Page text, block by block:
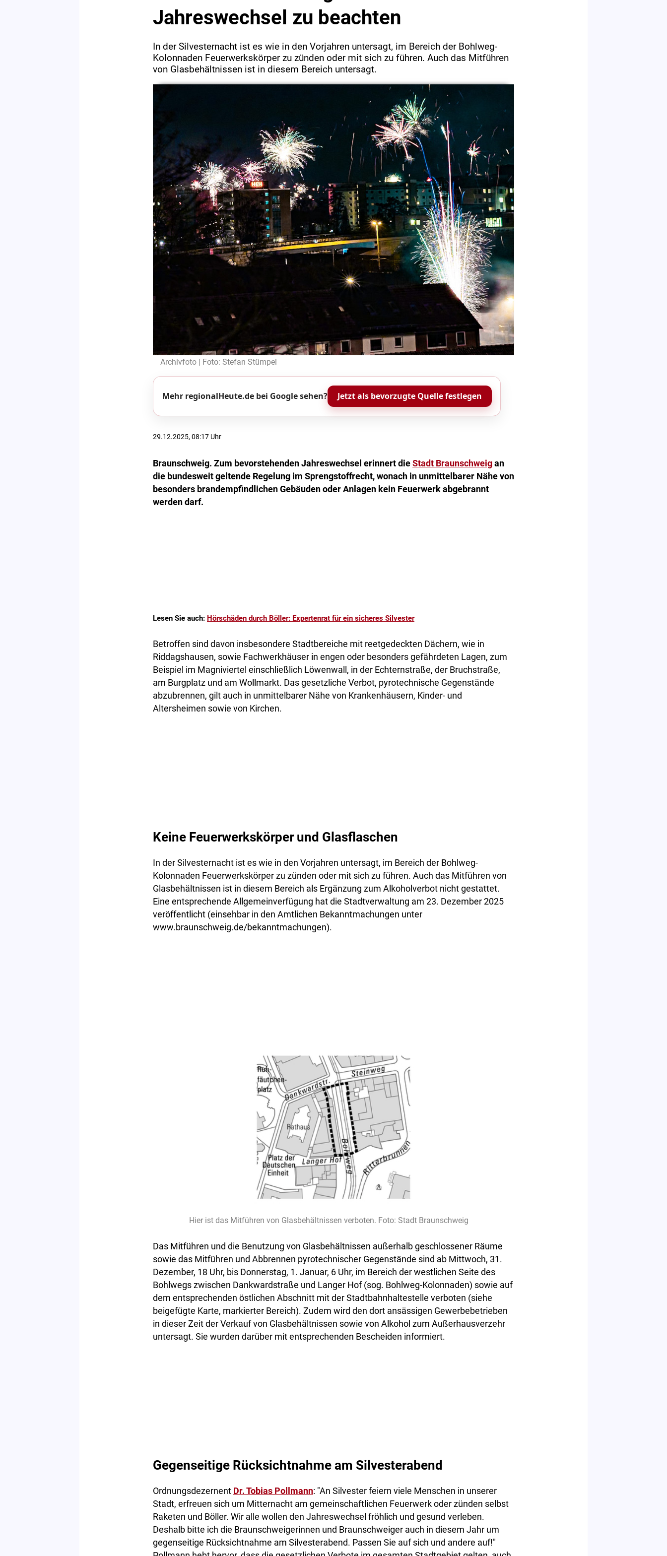
Jahreswechsel zu beachten
In der Silvesternacht ist es wie in den Vorjahren untersagt, im Bereich der Bohlweg-
Kolonnaden Feuerwerkskörper zu zünden oder mit sich zu führen. Auch das Mitführen
von Glasbehältnissen ist in diesem Bereich untersagt.
Archivfoto | Foto: Stefan Stümpel
Mehr regionalHeute.de bei Google sehen? Jetzt als bevorzugte Quelle festlegen
29.12.2025, 08:17 Uhr
Braunschweig. Zum bevorstehenden Jahreswechsel erinnert die Stadt Braunschweig an
die bundesweit geltende Regelung im Sprengstoffrecht, wonach in unmittelbarer Nähe von
besonders brandempfindlichen Gebäuden oder Anlagen kein Feuerwerk abgebrannt
werden darf.
Lesen Sie auch: Hörschäden durch Böller: Expertenrat für ein sicheres Silvester
Betroffen sind davon insbesondere Stadtbereiche mit reetgedeckten Dächern, wie in
Riddagshausen, sowie Fachwerkhäuser in engen oder besonders gefährdeten Lagen, zum
Beispiel im Magniviertel einschließlich Löwenwall, in der Echternstraße, der Bruchstraße,
am Burgplatz und am Wollmarkt. Das gesetzliche Verbot, pyrotechnische Gegenstände
abzubrennen, gilt auch in unmittelbarer Nähe von Krankenhäusern, Kinder- und
Altersheimen sowie von Kirchen.
Keine Feuerwerkskörper und Glasflaschen
In der Silvesternacht ist es wie in den Vorjahren untersagt, im Bereich der Bohlweg-
Kolonnaden Feuerwerkskörper zu zünden oder mit sich zu führen. Auch das Mitführen von
Glasbehältnissen ist in diesem Bereich als Ergänzung zum Alkoholverbot nicht gestattet.
Eine entsprechende Allgemeinverfügung hat die Stadtverwaltung am 23. Dezember 2025
veröffentlicht (einsehbar in den Amtlichen Bekanntmachungen unter
www.braunschweig.de/bekanntmachungen).
Hier ist das Mitführen von Glasbehältnissen verboten. Foto: Stadt Braunschweig
Das Mitführen und die Benutzung von Glasbehältnissen außerhalb geschlossener Räume
sowie das Mitführen und Abbrennen pyrotechnischer Gegenstände sind ab Mittwoch, 31.
Dezember, 18 Uhr, bis Donnerstag, 1. Januar, 6 Uhr, im Bereich der westlichen Seite des
Bohlwegs zwischen Dankwardstraße und Langer Hof (sog. Bohlweg-Kolonnaden) sowie auf
dem entsprechenden östlichen Abschnitt mit der Stadtbahnhaltestelle verboten (siehe
beigefügte Karte, markierter Bereich). Zudem wird den dort ansässigen Gewerbebetrieben
in dieser Zeit der Verkauf von Glasbehältnissen sowie von Alkohol zum Außerhausverzehr
untersagt. Sie wurden darüber mit entsprechenden Bescheiden informiert.
Gegenseitige Rücksichtnahme am Silvesterabend
Ordnungsdezernent Dr. Tobias Pollmann: "An Silvester feiern viele Menschen in unserer
Stadt, erfreuen sich um Mitternacht am gemeinschaftlichen Feuerwerk oder zünden selbst
Raketen und Böller. Wir alle wollen den Jahreswechsel fröhlich und gesund verleben.
Deshalb bitte ich die Braunschweigerinnen und Braunschweiger auch in diesem Jahr um
gegenseitige Rücksichtnahme am Silvesterabend. Passen Sie auf sich und andere auf!"